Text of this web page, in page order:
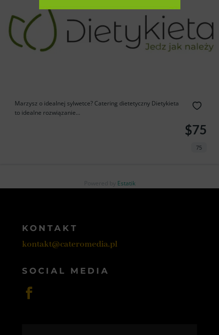
Marzysz o idealnej sylwetce? Catering dietetyczny Dietykieta
to idealne rozwiązanie...
$75
75
Powered by Estatik
KONTAKT
kontakt@cateromedia.pl
SOCIAL MEDIA